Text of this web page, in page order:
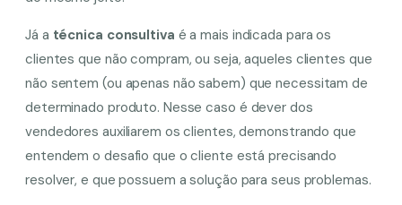
Já a técnica consultiva é a mais indicada para os
clientes que não compram, ou seja, aqueles clientes que
não sentem (ou apenas não sabem) que necessitam de
determinado produto. Nesse caso é dever dos
vendedores auxiliarem os clientes, demonstrando que
entendem o desafio que o cliente está precisando
resolver, e que possuem a solução para seus problemas.